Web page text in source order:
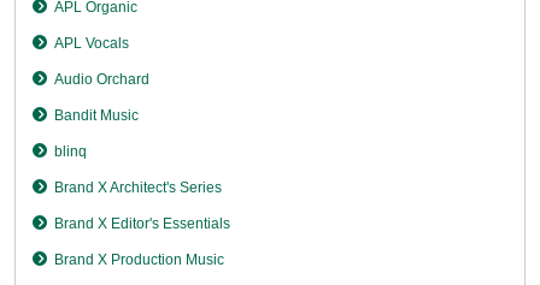
APL Organic
APL Vocals
Audio Orchard
Bandit Music
blinq
Brand X Architect's Series
Brand X Editor's Essentials
Brand X Production Music